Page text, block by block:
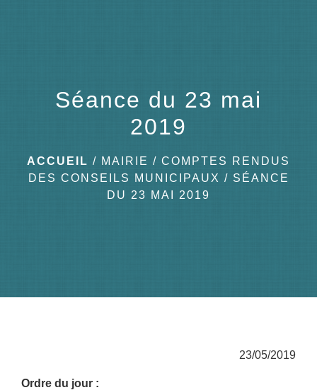
Séance du 23 mai
2019
ACCUEIL / MAIRIE / COMPTES RENDUS
DES CONSEILS MUNICIPAUX / SÉANCE
DU 23 MAI 2019
23/05/2019
Ordre du jour :